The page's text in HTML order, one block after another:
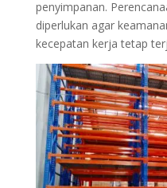
penyimpanan.
diperlukan agar
kecepatan kerja tetap